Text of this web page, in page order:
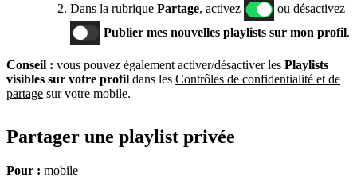
Dans la rubrique Partage, activez
ou désactivez
Publier mes nouvelles playlists sur mon profil.
Conseil : vous pouvez également activer/désactiver les Playlists
visibles sur votre profil dans les Contrôles de confidentialité et de
partage sur votre mobile.
Partager une playlist privée
Pour : mobile